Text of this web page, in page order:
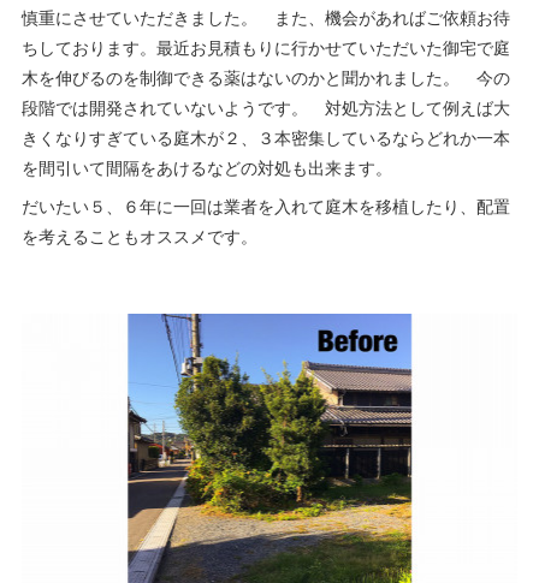
慎重にさせていただきました。 また、機会があればご依頼お待
ちしております。最近お見積もりに行かせていただいた御宅で庭
木を伸びるのを制御できる薬はないのかと聞かれました。 今の
段階では開発されていないようです。 対処方法として例えば大
きくなりすぎている庭木が２、３本密集しているならどれか一本
を間引いて間隔をあけるなどの対処も出来ます。
だいたい５、６年に一回は業者を入れて庭木を移植したり、配置
を考えることもオススメです。